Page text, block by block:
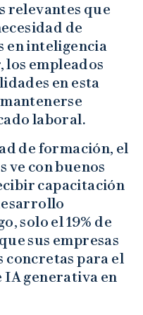
relevantes que
de
en inteligencia
empleados
en esta
laboral.
de formación, el
ve con buenos
capacitación
solo el 19% de
sus empresas
concretas para el
IA generativa en